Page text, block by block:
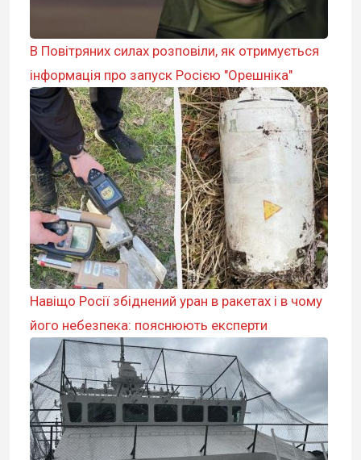
В Повітряних силах розповіли, як отримується
інформація про запуск Росією "Орешніка"
Навіщо Росії збіднений уран в ракетах і в чому
його небезпека: пояснюють експерти